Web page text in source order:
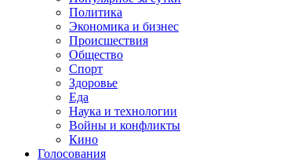
Политика
Экономика и бизнес
Происшествия
Общество
Спорт
Здоровье
Еда
Наука и технологии
Войны и конфликты
Кино
Голосования